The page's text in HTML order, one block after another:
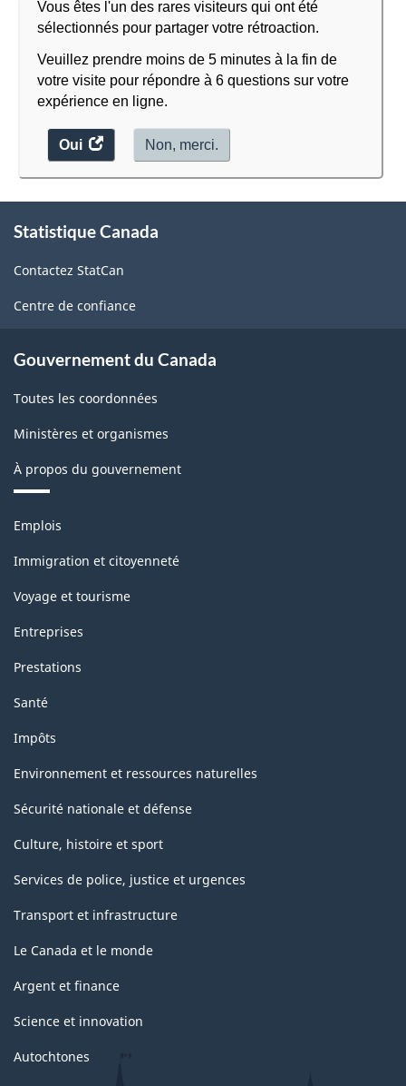
Vous êtes l'un des rares visiteurs qui ont été
sélectionnés pour partager votre rétroaction.
Veuillez prendre moins de 5 minutes à la fin de
votre visite pour répondre à 6 questions sur votre
expérience en ligne.
Oui
accéder
au
Non, merci.
propos
ce
site
Statistique Canada
Contactez StatCan
Centre de confiance
Gouvernement du Canada
Toutes les coordonnées
Ministères et organismes
À propos du gouvernement
Thèmes
sujets
Emplois
Immigration et citoyenneté
Voyage et tourisme
Entreprises
Prestations
Santé
Impôts
Environnement et ressources naturelles
Sécurité nationale et défense
Culture, histoire et sport
Services de police, justice et urgences
Transport et infrastructure
Le Canada et le monde
Argent et finance
Science et innovation
Autochtones